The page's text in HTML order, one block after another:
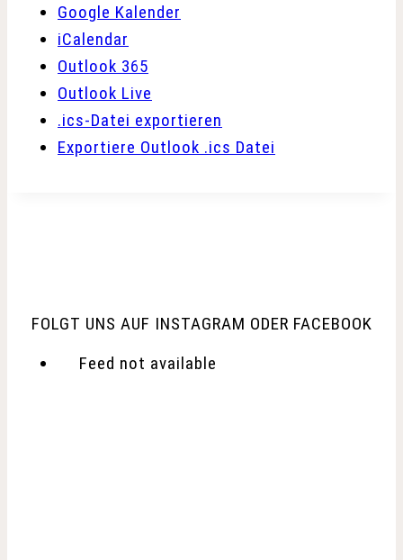
Google Kalender
iCalendar
Outlook 365
Outlook Live
.ics-Datei exportieren
Exportiere Outlook .ics Datei
FOLGT UNS AUF INSTAGRAM ODER FACEBOOK
Feed not available